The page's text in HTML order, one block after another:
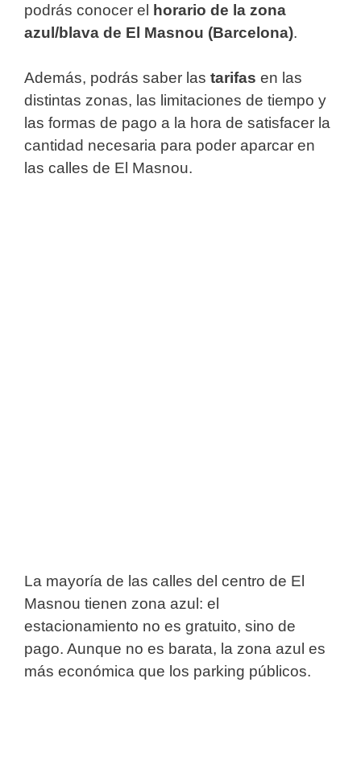
podrás conocer el horario de la zona
azul/blava de El Masnou (Barcelona).
Además, podrás saber las tarifas en las
distintas zonas, las limitaciones de tiempo y
las formas de pago a la hora de satisfacer la
cantidad necesaria para poder aparcar en
las calles de El Masnou.
La mayoría de las calles del centro de El
Masnou tienen zona azul: el
estacionamiento no es gratuito, sino de
pago. Aunque no es barata, la zona azul es
más económica que los parking públicos.